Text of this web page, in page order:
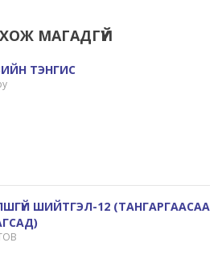
МАГАДГҮЙ
ТЭНГИС
ШИЙТГЭЛ-12 (ТАНГАРГААСАА